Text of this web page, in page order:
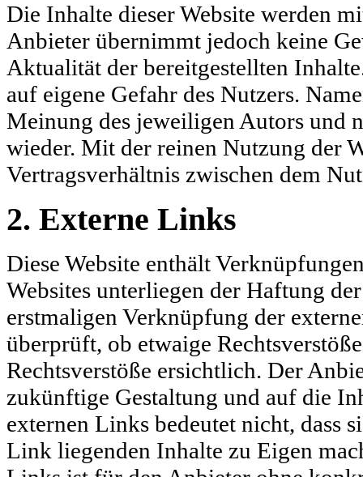
Die Inhalte dieser Website werden
Anbieter übernimmt jedoch keine
Aktualität der bereitgestellten
auf eigene Gefahr des Nutzers.
Meinung des jeweiligen Autors und
wieder. Mit der reinen Nutzung der
Vertragsverhältnis zwischen dem
2. Externe Links
Diese Website enthält
Websites unterliegen der Haftung
erstmaligen Verknüpfung der
überprüft, ob etwaige
Rechtsverstöße ersichtlich. Der
zukünftige Gestaltung und auf die
externen Links bedeutet nicht, dass
Link liegenden Inhalte zu Eigen